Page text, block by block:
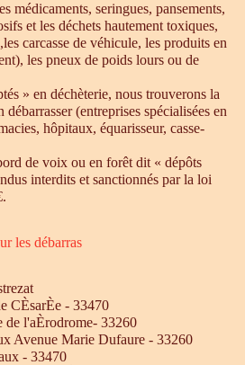
médicaments, seringues, pansements,
et les déchets hautement toxiques,
carcasse de véhicule, les produits en
les pneux de poids lours ou de
» en déchèterie, nous trouverons la
(entreprises spécialisées en
hôpitaux, équarisseur, casse-
de voix ou en forêt dit « dépôts
interdits et sanctionnés par la loi
les débarras
CÈsarÈe - 33470
de l'aÈrodrome- 33260
Avenue Marie Dufaure - 33260
- 33470